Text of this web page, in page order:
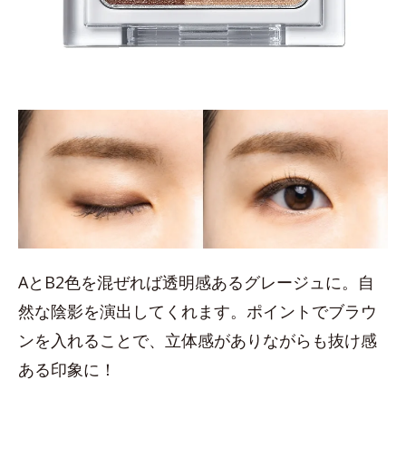
AとB2色を混ぜれば透明感あるグレージュに。自
然な陰影を演出してくれます。ポイントでブラウ
ンを入れることで、立体感がありながらも抜け感
ある印象に！